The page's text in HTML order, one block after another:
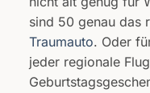
sind 50 genau das
Traumauto. Oder
jeder regionale